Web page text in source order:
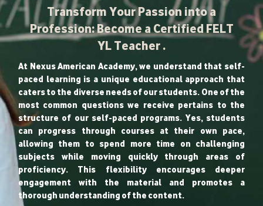
Transform Your Passion into a
Profession: Become a Certified FELT
YL Teacher .
At Nexus American Academy, we understand that self-
paced learning is a unique educational approach that
caters to the diverse needs of our students. One of the
most common questions we receive pertains to the
structure of our self-paced programs. Yes, students
can progress through courses at their own pace,
allowing them to spend more time on challenging
subjects while moving quickly through areas of
proficiency. This flexibility encourages deeper
engagement with the material and promotes a
thorough understanding of the content.